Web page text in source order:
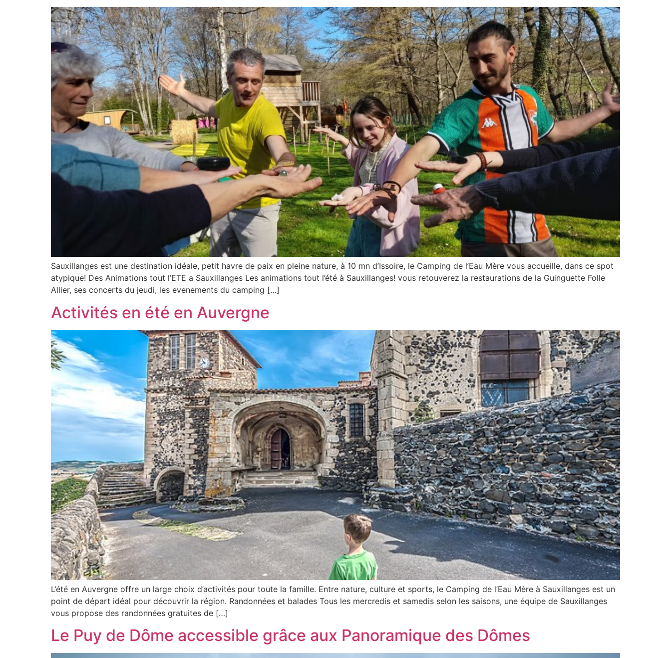
Sauxillanges est une destination idéale, petit havre de paix en pleine nature, à 10 mn d’Issoire, le Camping de l’Eau Mère vous accueille, dans ce spot
atypique! Des Animations tout l’ETE a Sauxillanges Les animations tout l’été à Sauxillanges! vous retouverez la restaurations de la Guinguette Folle
Allier, ses concerts du jeudi, les evenements du camping […]
Activités en été en Auvergne
L’été en Auvergne offre un large choix d’activités pour toute la famille. Entre nature, culture et sports, le Camping de l’Eau Mère à Sauxillanges est un
point de départ idéal pour découvrir la région. Randonnées et balades Tous les mercredis et samedis selon les saisons, une équipe de Sauxillanges
vous propose des randonnées gratuites de […]
Le Puy de Dôme accessible grâce aux Panoramique des Dômes